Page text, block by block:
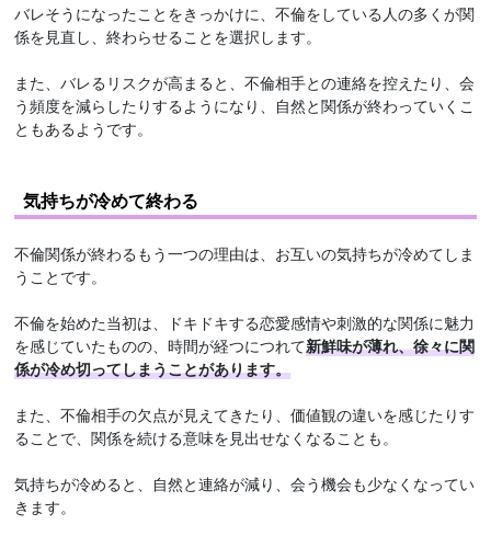
バレそうになったことをきっかけに、不倫をしている人の多くが関
係を見直し、終わらせることを選択します。
また、バレるリスクが高まると、不倫相手との連絡を控えたり、会
う頻度を減らしたりするようになり、自然と関係が終わっていくこ
ともあるようです。
気持ちが冷めて終わる
不倫関係が終わるもう一つの理由は、お互いの気持ちが冷めてしま
うことです。
不倫を始めた当初は、ドキドキする恋愛感情や刺激的な関係に魅力
を感じていたものの、時間が経つにつれて新鮮味が薄れ、徐々に関
係が冷め切ってしまうことがあります。
また、不倫相手の欠点が見えてきたり、価値観の違いを感じたりす
ることで、関係を続ける意味を見出せなくなることも。
気持ちが冷めると、自然と連絡が減り、会う機会も少なくなってい
きます。